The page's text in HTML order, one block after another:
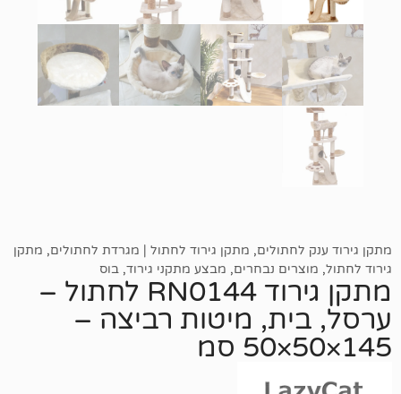
,מתקן גירוד לחתול | מגרדת לחתולים
מתקן
נבחרים,מבצע מתקני גירוד,בוס
מתקן גירוד RN0144 לחתול –
מיטות רביצה –